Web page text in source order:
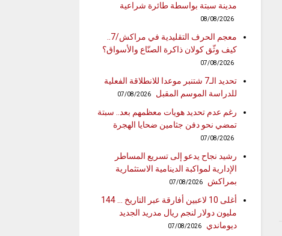
مدينة سبتة بواسطة طائرة شراعية
08/08/2026
معجم الحرف التقليدية في مراكش/7..
كيف وثّق كولان ذاكرة الصنّاع والأسواق؟
07/08/2026
تحديد الـ7 شتنبر موعدا للانطلاقة الفعلية
للدراسة الموسم المقبل
07/08/2026
رغم عدم تحديد هويات معظمهم بعد.. سبتة
تمضي نحو دفن جثامين ضحايا الهجرة
07/08/2026
رشيد نجاح يدعو إلى تسريع المساطر
الإدارية لمواكبة الدينامية الاستثمارية
بمراكش
07/08/2026
أغلى 10 لاعبين أفارقة عبر التاريخ … 144
مليون دولار لنجم ريال مدريد الجديد
ديوماندي
07/08/2026